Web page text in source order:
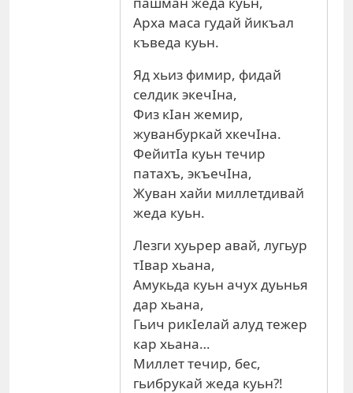
Арха маса гудай йикъал
къведа куьн.
Яд хьиз фимир, фидай
селдик экечIна,
Физ кIан жемир,
жуванбуркай хкечIна.
ФейитIа куьн течир
патахъ, экъечIна,
Жуван хайи миллетдивай
жеда куьн.
Лезги хуьрер авай, лугьур
тIвар хьана,
Амукьда куьн ачух дуьнья
дар хьана,
Гьич рикIелай алуд тежер
кар хьана…
Миллет течир, бес,
гьибрукай жеда куьн?!